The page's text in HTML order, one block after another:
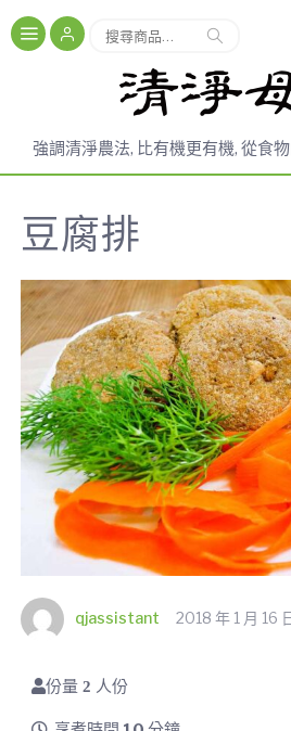
搜尋
強調清淨農法, 比有機更有機, 從食
豆腐排
qjassistant 2018 年 1 月 16
份量2 人份